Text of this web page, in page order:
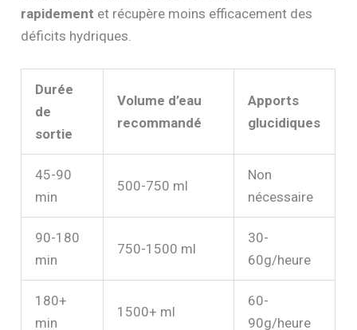
rapidement et récupère moins efficacement des
déficits hydriques.
Durée
de
sortie
Volume d’eau
recommandé
Apports
glucidiques
45-90
min
500-750 ml
Non
nécessaire
90-180
min
750-1500 ml
30-
60g/heure
180+
min
1500+ ml
60-
90g/heure